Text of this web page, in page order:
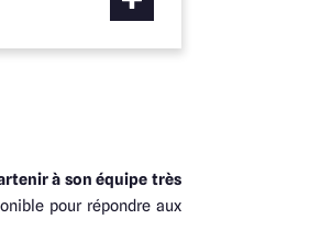
à son équipe très
pour répondre aux